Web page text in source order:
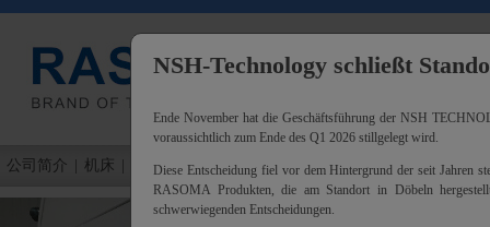
继承传
公司简介 机床 改装 | 合 约制 造 | 服务维修 | 联系方式
NSH-Technology schließt
Ende November hat die Geschäftsführung der NSH
voraussichtlich zum Ende des Q1 2026 stillgelegt wird.
Diese Entscheidung fiel vor dem Hintergrund der seit Jahren
RASOMA Produkten, die am Standort in Döbeln
schwerwiegenden Entscheidungen.